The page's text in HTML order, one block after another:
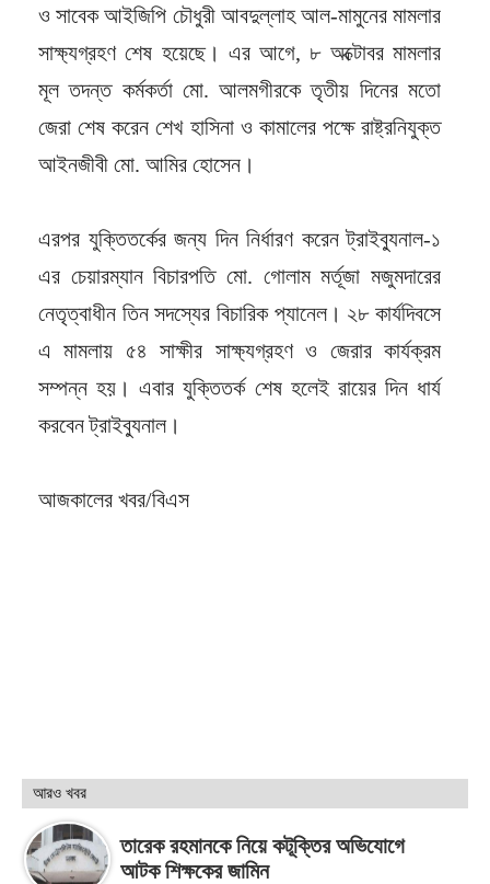
ও সাবেক আইজিপি চৌধুরী আবদুল্লাহ আল-মামুনের মামলার
সাক্ষ্যগ্রহণ শেষ হয়েছে। এর আগে, ৮ অক্টোবর মামলার
মূল তদন্ত কর্মকর্তা মো. আলমগীরকে তৃতীয় দিনের মতো
জেরা শেষ করেন শেখ হাসিনা ও কামালের পক্ষে রাষ্ট্রনিযুক্ত
আইনজীবী মো. আমির হোসেন।
এরপর যুক্তিতর্কের জন্য দিন নির্ধারণ করেন ট্রাইব্যুনাল-১
এর চেয়ারম্যান বিচারপতি মো. গোলাম মর্তূজা মজুমদারের
নেতৃত্বাধীন তিন সদস্যের বিচারিক প্যানেল। ২৮ কার্যদিবসে
এ মামলায় ৫৪ সাক্ষীর সাক্ষ্যগ্রহণ ও জেরার কার্যক্রম
সম্পন্ন হয়। এবার যুক্তিতর্ক শেষ হলেই রায়ের দিন ধার্য
করবেন ট্রাইব্যুনাল।
আজকালের খবর/বিএস
আরও খবর
তারেক রহমানকে নিয়ে কটূক্তির অভিযোগে
আটক শিক্ষকের জামিন